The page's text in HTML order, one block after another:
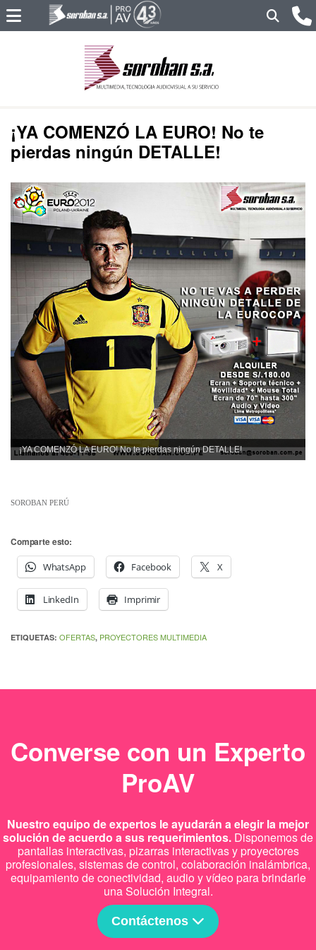
¡YA COMENZÓ LA EURO! No te
pierdas ningún DETALLE!
¡YA COMENZÓ LA EURO! No te pierdas ningún DETALLE!
SOROBAN PERÚ
Comparte esto:
WhatsApp
Facebook X
LinkedIn Imprimir
ETIQUETAS: OFERTAS, PROYECTORES MULTIMEDIA
Converse con un Experto
ProAV
Nuestro equipo de expertos le ayudarán a elegir la mejor
solución de acuerdo a sus requerimientos. Disponemos de
pantallas interactivas, pizarras interactivas y proyectores
profesionales, sistemas de control, colaboración inalámbrica,
equipamiento de conectividad, audio y vídeo para brindarle
una Solución Integral.
Contáctenos